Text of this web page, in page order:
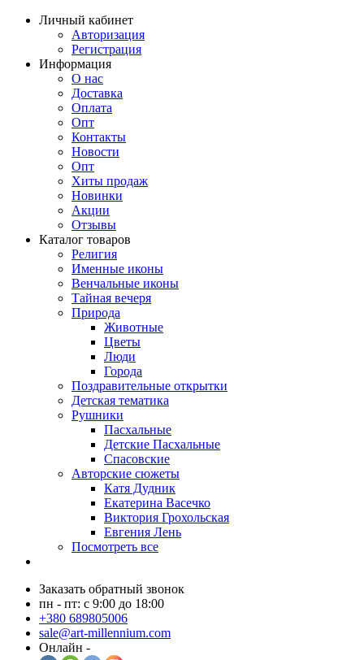
Личный кабинет
Авторизация
Регистрация
Информация
О нас
Доставка
Оплата
Опт
Контакты
Новости
Опт
Хиты продаж
Новинки
Акции
Отзывы
Каталог товаров
Религия
Именные иконы
Венчальные иконы
Тайная вечеря
Природа
Животные
Цветы
Люди
Города
Поздравительные открытки
Детская тематика
Рушники
Пасхальные
Детские Пасхальные
Спасовские
Авторские сюжеты
Катя Дудник
Екатерина Васечко
Виктория Грохольская
Евгения Лень
Посмотреть все
Заказать обратный звонок
пн - пт: с 9:00 до 18:00
+380 689805006
sale@art-millennium.com
Онлайн -